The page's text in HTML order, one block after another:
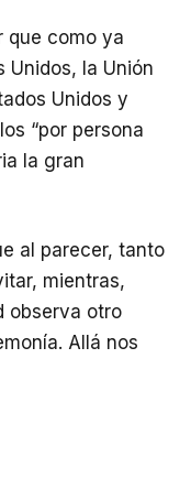
que como ya
Unidos, la Unión
Unidos y
“por persona
la gran
al parecer, tanto
mientras,
observa otro
Allá nos